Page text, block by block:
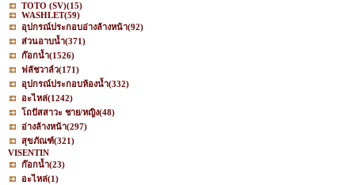
TOTO (SV)(15)
WASHLET(59)
อุปกรณ์ประกอบอ่างล้างหน้า(92)
ส่วนอาบน้ำ(371)
ก๊อกน้ำ(1526)
ฟลัชวาล์ว(171)
อุปกรณ์ประกอบห้องน้ำ(332)
อะไหล่(1242)
โถปัสสาวะ ชาย/หญิง(48)
อ่างล้างหน้า(297)
สุขภัณฑ์(321)
VISENTIN
ก๊อกน้ำ(23)
อะไหล่(1)